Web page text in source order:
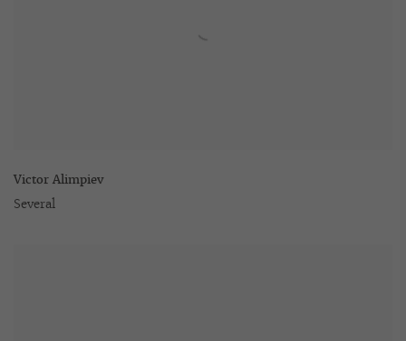
Victor Alimpiev
Several